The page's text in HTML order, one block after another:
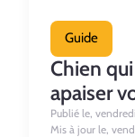
Guide
Chien
apaiser
Publié le,
Mis à jour le,